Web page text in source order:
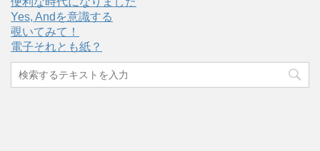
Yes, Andを意識する
覗いてみて！
電子それとも紙？